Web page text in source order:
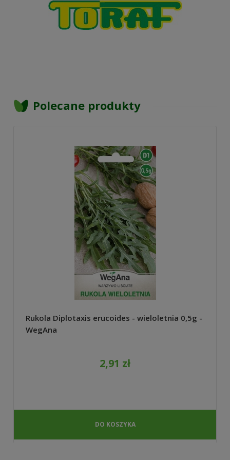
Polecane produkty
Rukola Diplotaxis erucoides - wieloletnia 0,5g -
WegAna
2,91 zł
DO KOSZYKA